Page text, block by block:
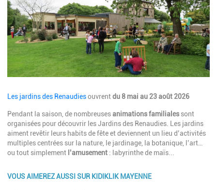
Description
Les jardins des Renaudiesouvrentdu 8 mai au 23 août 2026
Pendant la saison, de nombreusesanimations familiales sont
organisées pour découvrir les Jardins des Renaudies. Les jardins
aiment revêtir leurs habits de fête et deviennent un lieu d’activités
multiples centrées sur la nature, le jardinage, la botanique, l’art…
ou tout simplement l’amusement : labyrinthe de maïs...
VOUS AIMEREZ AUSSI SUR KIDIKLIK MAYENNE